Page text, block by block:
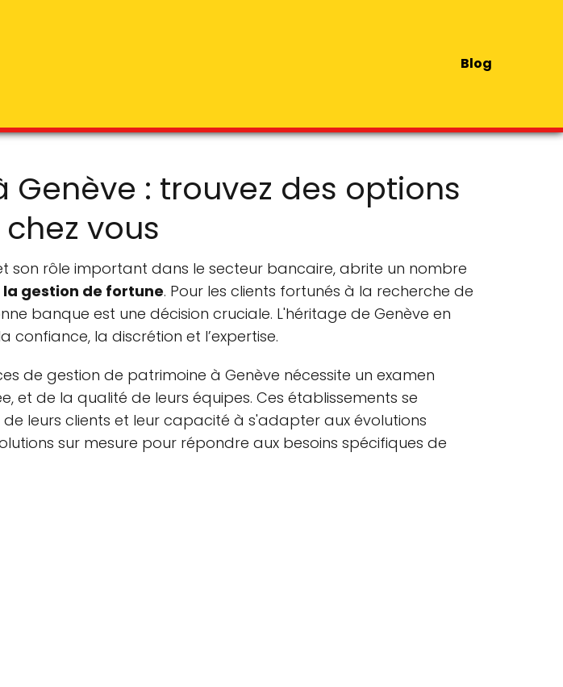
Blog
: trouvez des options
vous
son rôle important dans le secteur bancaire, abrite un nombre
gestion de fortune. Pour les clients fortunés à la recherche de
banque est une décision cruciale. L'héritage de Genève en
la discrétion et l’expertise.
de gestion de patrimoine à Genève nécessite un examen
de la qualité de leurs équipes. Ces établissements se
leurs clients et leur capacité à s'adapter aux évolutions
sur mesure pour répondre aux besoins spécifiques de